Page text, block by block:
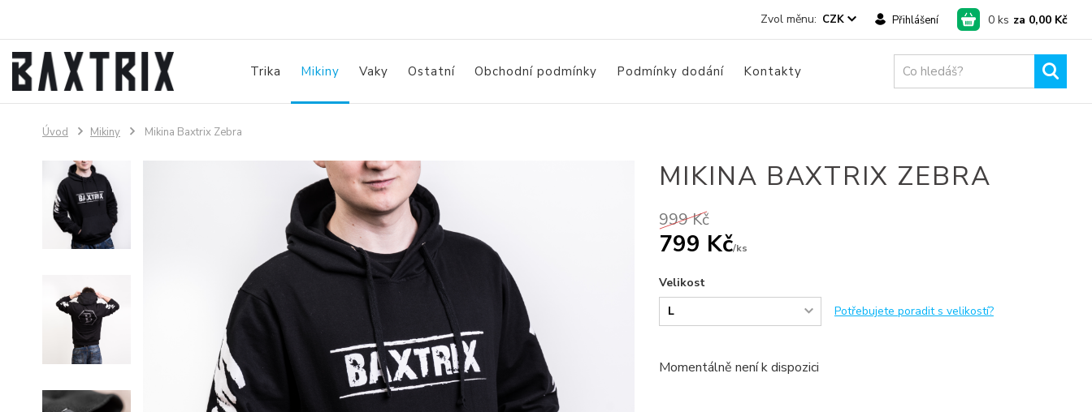
CZK Přihlášení 0 ks za 0,00 Kč
Trika Mikiny Vaky Ostatní Obchodní podmínky Podmínky dodání Kontakty
Úvod Mikiny Mikina Baxtrix Zebra
MIKINA BAXTRIX ZEBRA
999 Kč
799 Kč/ks
Velikost
Potřebujete poradit s velikostí?
Momentálně není k dispozici